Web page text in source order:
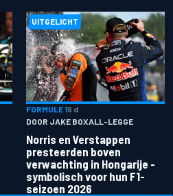
UITGELICHT
FORMULE 19 d
DOOR JAKE BOXALL-LEGGE
Norris en Verstappen
presteerden boven
verwachting in Hongarije -
symbolisch voor hun F1-
seizoen 2026